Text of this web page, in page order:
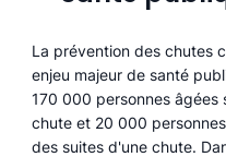
La prévention des chutes
enjeu majeur de santé
170 000 personnes âgées
chute et 20 000
des suites d'une chute.